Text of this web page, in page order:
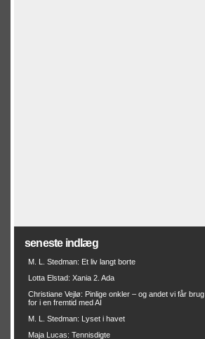
seneste indlæg
M. L. Stedman: Et liv langt borte
Lotta Elstad: Xania 2. Ada
Christiane Vejlø: Pinlige onkler – og andet vi får brug
for i en fremtid med AI
M. L. Stedman: Lyset i havet
Maja Lucas: Tennisdigte